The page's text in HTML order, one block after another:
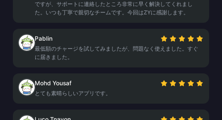
ですが、サポートに連絡したところ非常に早く解決してくれまし
た。いつも丁寧で親切なチームです。今回はZYに感謝します。
Pablin
最低額のチャージを試してみましたが、問題なく使えました。すぐ
に届きました。
Mohd Yousaf
とても素晴らしいアプリです。